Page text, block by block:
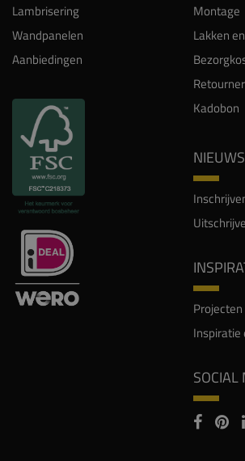
Lambrisering
Wandpanelen
Aanbiedingen
Montage
Lakken
Kadobon
Projecten
Inspiratie
SOCIAL